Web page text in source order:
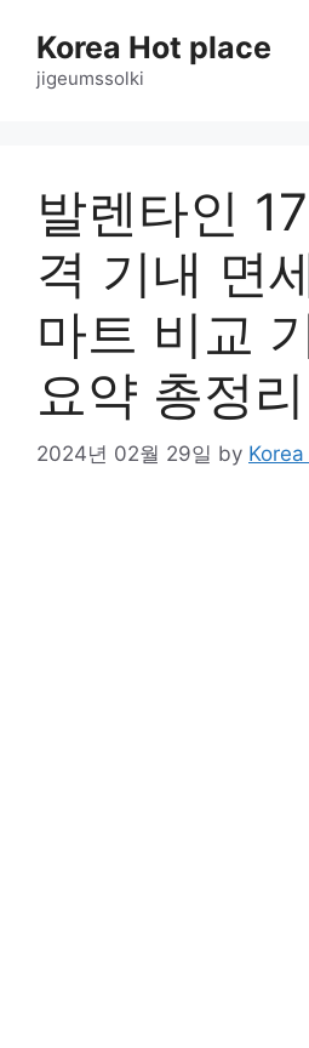
content
Korea Hot place
jigeumssolki
발렌타인
격 기내 면
마트 비교
요약 총정리
2024년 02월 29일 by